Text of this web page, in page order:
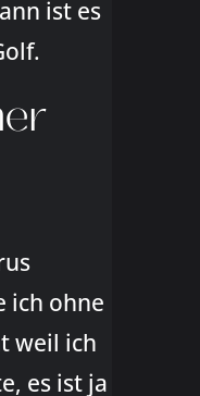
ist es
ich ohne
weil ich
es ist ja